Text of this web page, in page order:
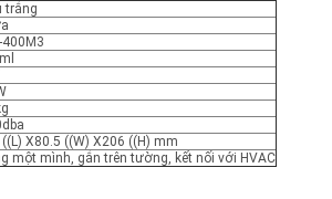
trắng
400M3
X80.5 ((W) X206 ((H) mm
một mình, gắn trên tường, kết nối với HVAC